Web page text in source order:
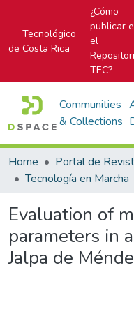
Tecnológico
de Costa Rica
¿Cómo
publicar
el
TEC?
Communities
& Collections
Home
Tecnología en Marcha
Evaluation of
parameters in
Jalpa de